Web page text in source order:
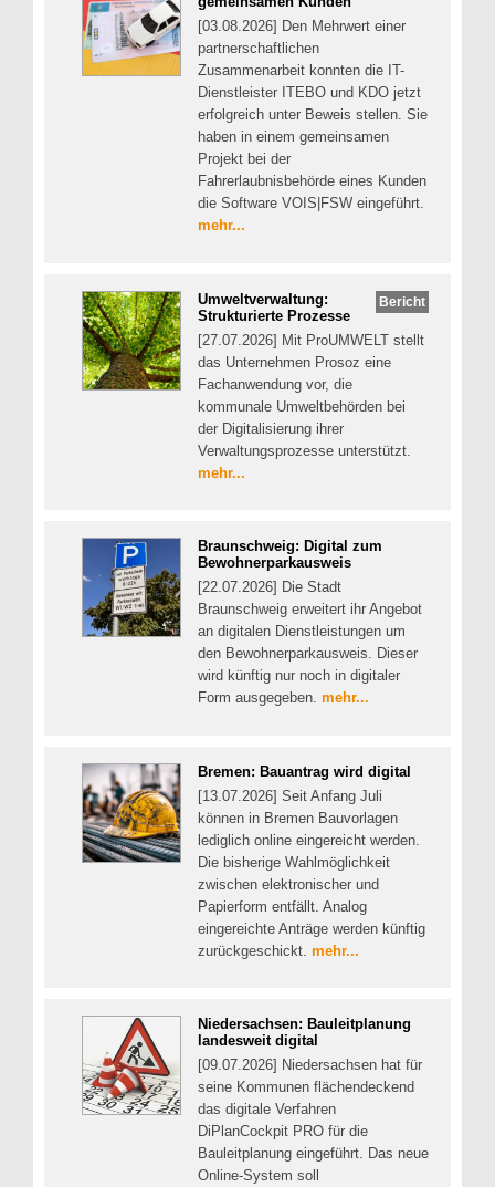
[03.08.2026] Den Mehrwert einer
partnerschaftlichen
Zusammenarbeit konnten die IT-
Dienstleister ITEBO und KDO jetzt
erfolgreich unter Beweis stellen. Sie
haben in einem gemeinsamen
Projekt bei der
Fahrerlaubnisbehörde eines Kunden
die Software VOIS|FSW eingeführt.
mehr...
Bericht
Umweltverwaltung:
Strukturierte Prozesse
[27.07.2026] Mit ProUMWELT stellt
das Unternehmen Prosoz eine
Fachanwendung vor, die
kommunale Umweltbehörden bei
der Digitalisierung ihrer
Verwaltungsprozesse unterstützt.
mehr...
Braunschweig: Digital zum
Bewohnerparkausweis
[22.07.2026] Die Stadt
Braunschweig erweitert ihr Angebot
an digitalen Dienstleistungen um
den Bewohnerparkausweis. Dieser
wird künftig nur noch in digitaler
Form ausgegeben. mehr...
Bremen: Bauantrag wird digital
[13.07.2026] Seit Anfang Juli
können in Bremen Bauvorlagen
lediglich online eingereicht werden.
Die bisherige Wahlmöglichkeit
zwischen elektronischer und
Papierform entfällt. Analog
eingereichte Anträge werden künftig
zurückgeschickt. mehr...
Niedersachsen: Bauleitplanung
landesweit digital
[09.07.2026] Niedersachsen hat für
seine Kommunen flächendeckend
das digitale Verfahren
DiPlanCockpit PRO für die
Bauleitplanung eingeführt. Das neue
Online-System soll